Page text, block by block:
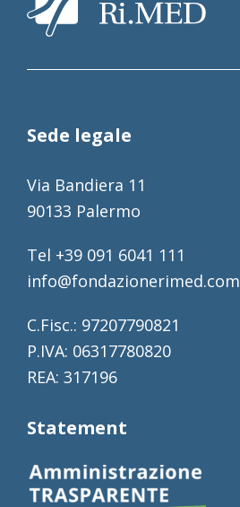
Sede legale
Via Bandiera 11
90133 Palermo
Tel +39 091 6041 111
info@fondazionerimed.com
C.Fisc.: 97207790821
P.IVA: 06317780820
REA: 317196
Statement